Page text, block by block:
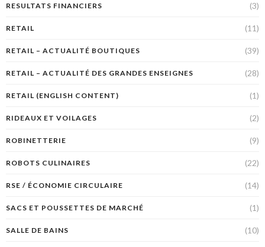
RESULTATS FINANCIERS (3)
RETAIL (11)
RETAIL – ACTUALITÉ BOUTIQUES (39)
RETAIL – ACTUALITÉ DES GRANDES ENSEIGNES (28)
RETAIL (ENGLISH CONTENT) (1)
RIDEAUX ET VOILAGES (2)
ROBINETTERIE (9)
ROBOTS CULINAIRES (22)
RSE / ÉCONOMIE CIRCULAIRE (14)
SACS ET POUSSETTES DE MARCHÉ (1)
SALLE DE BAINS (10)